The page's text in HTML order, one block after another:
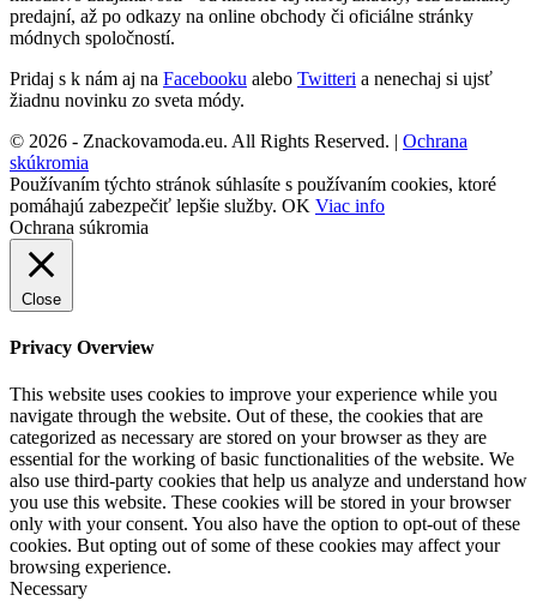
predajní, až po odkazy na online obchody či oficiálne stránky
módnych spoločností.
Pridaj s k nám aj na Facebooku alebo Twitteri a nenechaj si ujsť
žiadnu novinku zo sveta módy.
© 2026 - Znackovamoda.eu. All Rights Reserved. | Ochrana
skúkromia
Používaním týchto stránok súhlasíte s používaním cookies, ktoré
pomáhajú zabezpečiť lepšie služby. OK Viac info
Ochrana súkromia
Close
Privacy Overview
This website uses cookies to improve your experience while you
navigate through the website. Out of these, the cookies that are
categorized as necessary are stored on your browser as they are
essential for the working of basic functionalities of the website. We
also use third-party cookies that help us analyze and understand how
you use this website. These cookies will be stored in your browser
only with your consent. You also have the option to opt-out of these
cookies. But opting out of some of these cookies may affect your
browsing experience.
Necessary